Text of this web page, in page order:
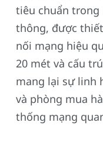
tiêu chuẩn trong
thông, được
nối mạng hiệu
20 mét và cấu
mang lại sự linh
và phòng mua
thống mạng